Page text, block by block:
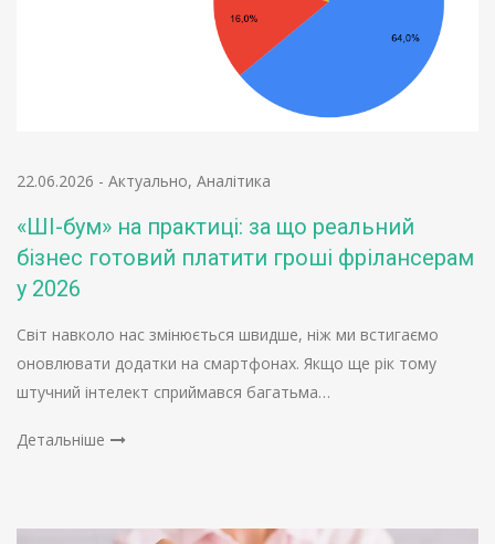
22.06.2026 - Актуально, Аналітика
«ШІ-бум» на практиці: за що реальний
бізнес готовий платити гроші фрілансерам
у 2026
Світ навколо нас змінюється швидше, ніж ми встигаємо
оновлювати додатки на смартфонах. Якщо ще рік тому
штучний інтелект сприймався багатьма…
Детальніше